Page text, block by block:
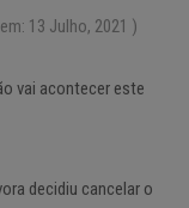
13 Julho, 2021 )
vai acontecer este
decidiu cancelar o